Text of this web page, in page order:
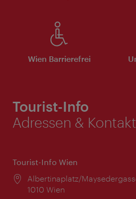
Wien Barrierefrei
Tourist-Info
Adressen & Kontakt
Tourist-Info Wien
Ort:
Albertinaplatz/
1010 Wien